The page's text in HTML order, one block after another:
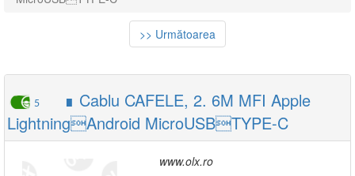
>> Următoarea
5
∎ Cablu CAFELE, 2. 6M MFI Apple
LightningAndroid MicroUSBTYPE-C
www.olx.ro